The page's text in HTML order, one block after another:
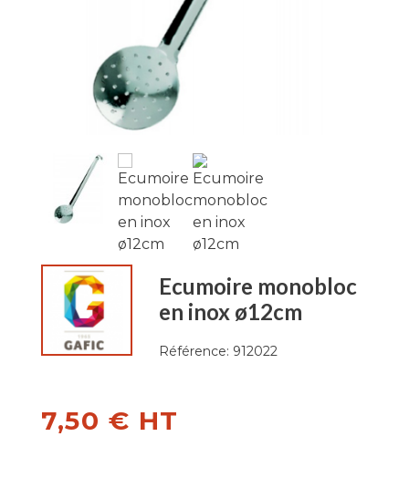
Ecumoire monobloc
en inox ø12cm
Référence: 912022
7,50 € HT